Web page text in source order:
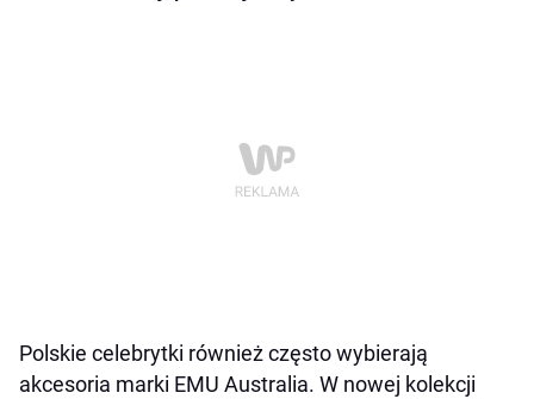
Polskie celebrytki również często wybierają
akcesoria marki EMU Australia. W nowej kolekcji